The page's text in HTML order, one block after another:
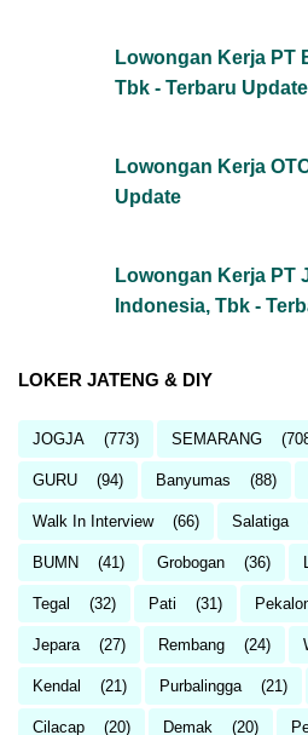
Lowongan Kerja PT
Tbk - Terbaru Update
Lowongan Kerja
Update
Lowongan Kerja PT
Indonesia, Tbk -
LOKER JATENG & DIY
JOGJA (773) SEMARANG
GURU (94) Banyumas (88)
Walk In Interview (66) Salatiga
BUMN (41) Grobogan (36)
Tegal (32) Pati (31)
Jepara (27) Rembang (24)
Kendal (21) Purbalingga (21)
Cilacap (20) Demak (20)